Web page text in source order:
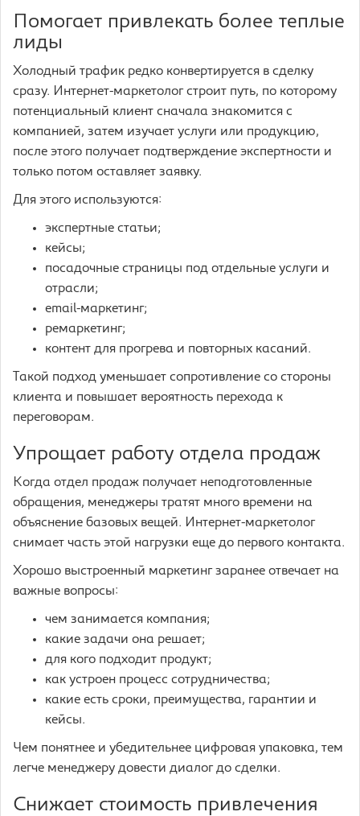
Помогает привлекать более теплые
лиды
Холодный трафик редко конвертируется в сделку
сразу. Интернет-маркетолог строит путь, по которому
потенциальный клиент сначала знакомится с
компанией, затем изучает услуги или продукцию,
после этого получает подтверждение экспертности и
только потом оставляет заявку.
Для этого используются:
экспертные статьи;
кейсы;
посадочные страницы под отдельные услуги и
отрасли;
email-маркетинг;
ремаркетинг;
контент для прогрева и повторных касаний.
Такой подход уменьшает сопротивление со стороны
клиента и повышает вероятность перехода к
переговорам.
Упрощает работу отдела продаж
Когда отдел продаж получает неподготовленные
обращения, менеджеры тратят много времени на
объяснение базовых вещей. Интернет-маркетолог
снимает часть этой нагрузки еще до первого контакта.
Хорошо выстроенный маркетинг заранее отвечает на
важные вопросы:
чем занимается компания;
какие задачи она решает;
для кого подходит продукт;
как устроен процесс сотрудничества;
какие есть сроки, преимущества, гарантии и
кейсы.
Чем понятнее и убедительнее цифровая упаковка, тем
легче менеджеру довести диалог до сделки.
Снижает стоимость привлечения